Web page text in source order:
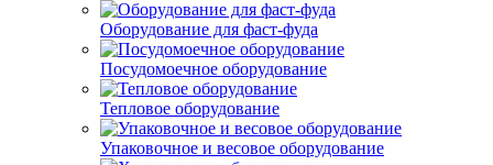
Оборудование для фаст-фуда
Посудомоечное оборудование
Тепловое оборудование
Упаковочное и весовое оборудование